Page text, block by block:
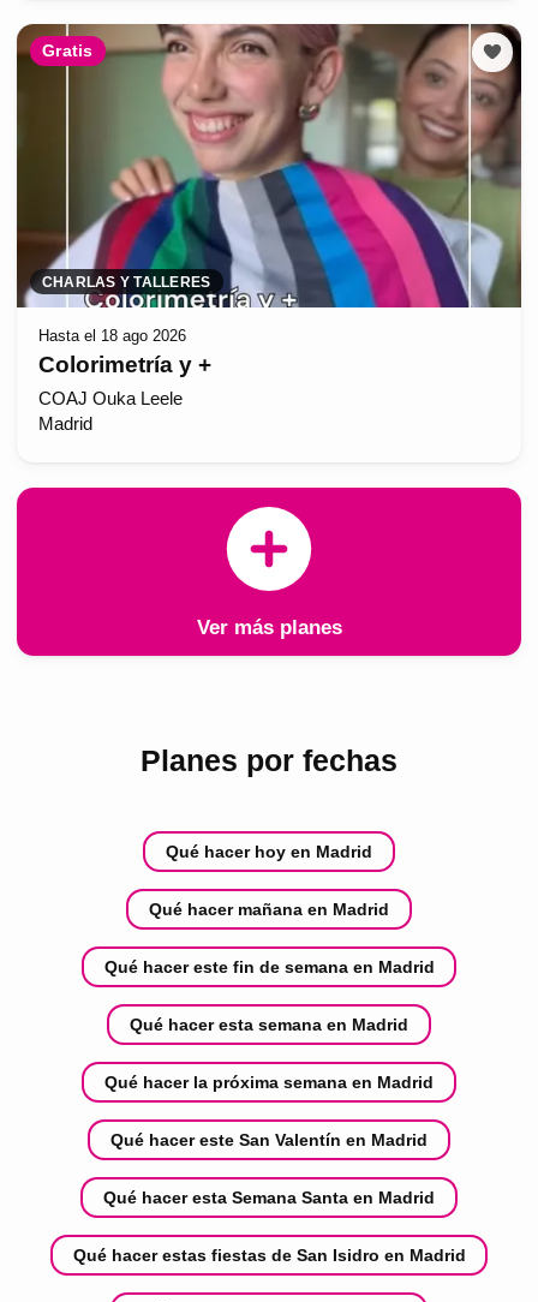
Gratis
CHARLAS Y TALLERES
Hasta el 18 ago 2026
Colorimetría y +
COAJ Ouka Leele
Madrid
Ver más planes
Planes por fechas
Qué hacer hoy en Madrid
Qué hacer mañana en Madrid
Qué hacer este fin de semana en Madrid
Qué hacer esta semana en Madrid
Qué hacer la próxima semana en Madrid
Qué hacer este San Valentín en Madrid
Qué hacer esta Semana Santa en Madrid
Qué hacer estas fiestas de San Isidro en Madrid